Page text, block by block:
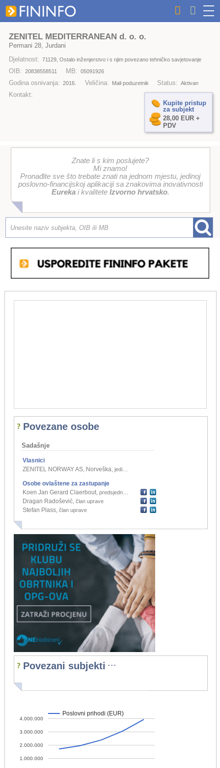
ZENITEL MEDITERRANEAN d. o. o.
Permani 28, Jurdani
Djelatnost: 71129, Ostalo inženjerstvo i s njim povezano tehničko savjetovanje
OIB: 20838558511 MB: 05091926
Godina osnivanja: 2016. Veličina: Mali poduzetnik Status: Aktivan
Kontakt:
Kupite pristup
za subjekt
28,00 EUR +
PDV
Znate li s kim poslujete?
Mi znamo!
Pronađite sve što trebate znati na jednom mjestu, jedinoj
poslovno-financijskoj aplikaciji sa znakovima inovativnosti
Eurekai kvalitete Izvorno hrvatsko.
Povezane osobe
Sadašnje
Vlasnici
ZENITEL NORWAY AS, Norveška, jedini osnivač d.o.o.
Osobe ovlaštene za zastupanje
Koen Jan Gerard Claerbout, predsjednik uprave
Dragan Radošević, član uprave
Stefan Plass, član uprave
Povezani subjekti ...
Poslovni prihodi (EUR)
1.000.000
2.000.000
3.000.000
4.000.000